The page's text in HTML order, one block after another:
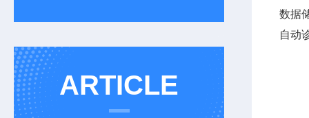
ARTICLE
数据
自动